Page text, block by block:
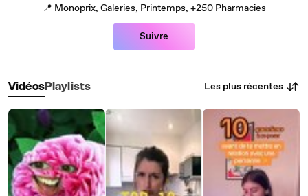
📍 Monoprix, Galeries, Printemps, +250 Pharmacies
Suivre
VidéosPlaylists Les plus récentes